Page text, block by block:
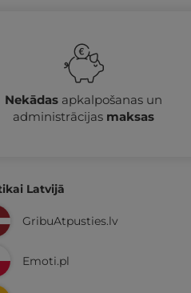
Nekādasapkalpošanas un
administrācijas maksas
Latvijā
GribuAtpusties.lv
Emoti.pl